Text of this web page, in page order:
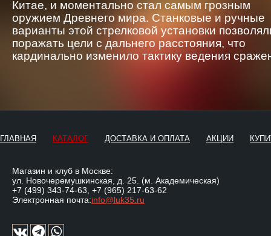
Китае, и моментально стал самым грозным
оружием Древнего мира. Станковые и ручные
варианты этой стрелковой установки
поражать цели с дальнего расстояния, что
кардинально изменило тактику ведения
ГЛАВНАЯ КАТАЛОГ ДОСТАВКА И ОПЛАТА АКЦИИ
Магазин и клуб в Москве:
ул. Новочеремушкинская, д. 25. (м. Академическая)
+7 (499) 343-74-63 +7 (965) 217-63-62
Электронная почта:info@luk35.ru